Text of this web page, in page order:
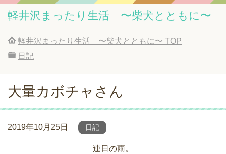
軽井沢まったり生活 〜柴犬とともに〜
軽井沢まったり生活 〜柴犬とともに〜 TOP
日記
大量カボチャさん
2019年10月25日 日記
連日の雨。